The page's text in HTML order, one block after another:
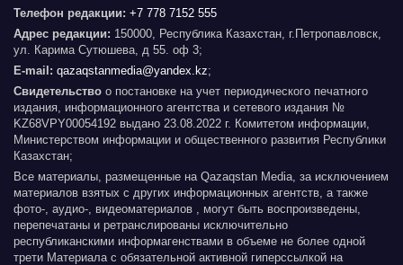
Телефон редакции: +7 778 7152 555
Адрес редакции: 150000, Республика Казахстан, г.Петропавловск,
ул. Карима Сутюшева, д 55. оф 3;
E-mail: qazaqstanmedia@yandex.kz;
Свидетельство о постановке на учет периодического печатного
издания, информационного агентства и сетевого издания №
KZ68VPY00054192 выдано 23.08.2022 г. Комитетом информации,
Министерством информации и общественного развития Республики
Казахстан;
Все материалы, размещенные на Qazaqstan Media, за исключением
материалов взятых с других информационных агентств, а также
фото-, аудио-, видеоматериалов , могут быть воспроизведены,
перепечатаны и ретранслированы исключительно
республиканскими информагенствами в объеме не более одной
трети Материала с обязательной активной гиперссылкой на